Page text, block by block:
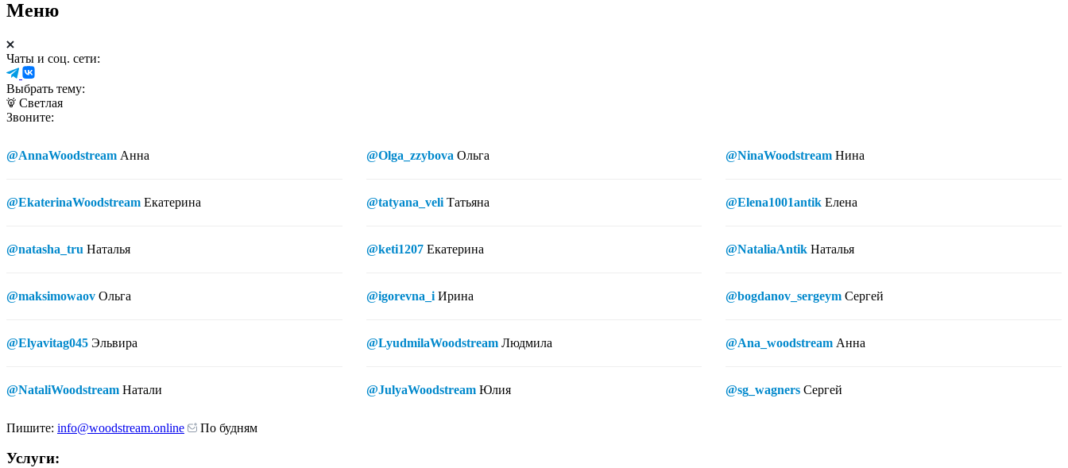
Меню
Чаты и соц. сети:
Выбрать тему:
Светлая
Звоните:
@AnnaWoodstream Анна
@EkaterinaWoodstream Екатерина
@natasha_tru Наталья
@maksimowaov Ольга
@Elyavitag045 Эльвира
@NataliWoodstream Натали
@Olga_zzybova Ольга
@tatyana_veli Татьяна
@keti1207 Екатерина
@igorevna_i Ирина
@LyudmilaWoodstream Людмила
@JulyaWoodstream Юлия
@NinaWoodstream Нина
@Elena1001antik Елена
@NataliaAntik Наталья
@bogdanov_sergeym Сергей
@Ana_woodstream Анна
@sg_wagners Сергей
Пишите: info@woodstream.online По будням
Услуги: